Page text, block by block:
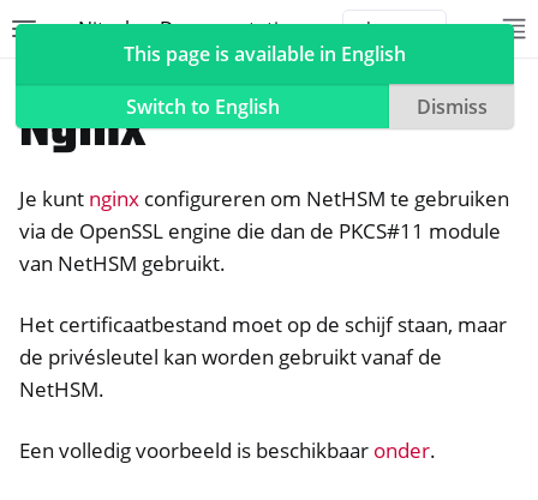
Nitrokey Documentation
navigation of Nitrokeys
navigation of NitroPad, NitroPC
navigation of NextBox
navigation of NetHSM
Nginx
Je kunt nginx configureren om NetHSM te gebruiken
via de OpenSSL engine die dan de PKCS#11 module
van NetHSM gebruikt.
Het certificaatbestand moet op de schijf staan, maar
de privésleutel kan worden gebruikt vanaf de
NetHSM.
Een volledig voorbeeld is beschikbaar onder.
This page is available in English
Switch to English
Dismiss